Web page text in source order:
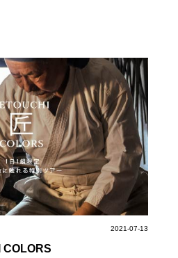
おいしいシリーズ
レ ふわり～ぬ
果実 チューハイ
第9回 岡山・備後のうめぇもん
第7回 美作市/西粟倉村/奈義町/勝央町
第5回 津山市/鏡野町/吉備中央町/久米南町/美咲町
第3回 尾道市/福山市/笠岡市/府中市
第1回 新見市/高梁市/総社市/井原市/矢掛町
ーライフ列車
2021-07-13
COLORS